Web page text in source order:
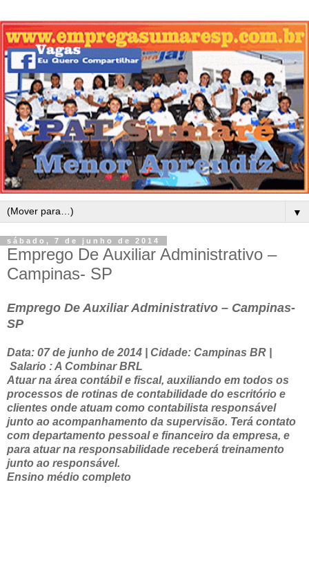
▼
sábado, 7 de junho de 2014
Emprego De Auxiliar Administrativo –
Campinas- SP
Emprego De Auxiliar Administrativo – Campinas-
SP
Data: 07 de junho de 2014 | Cidade: Campinas BR |
Salario : A Combinar BRL
Atuar na área contábil e fiscal, auxiliando em todos os
processos de rotinas de contabilidade do escritório e
clientes onde atuam como contabilista responsável
junto ao acompanhamento da supervisão. Terá contato
com departamento pessoal e financeiro da empresa, e
para atuar na responsabilidade receberá treinamento
junto ao responsável.
Ensino médio completo